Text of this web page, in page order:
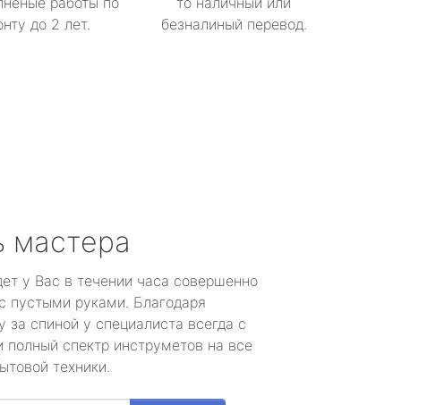
до 2 лет.
безналиный перевод.
мастера
у Вас в течении часа совершенно
пустыми руками. Благодаря
спиной у специалиста всегда с
полный спектр инструметов на все
техники.